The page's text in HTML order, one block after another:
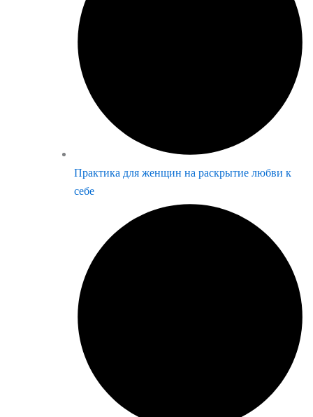
Практика для женщин на раскрытие любви к
себе